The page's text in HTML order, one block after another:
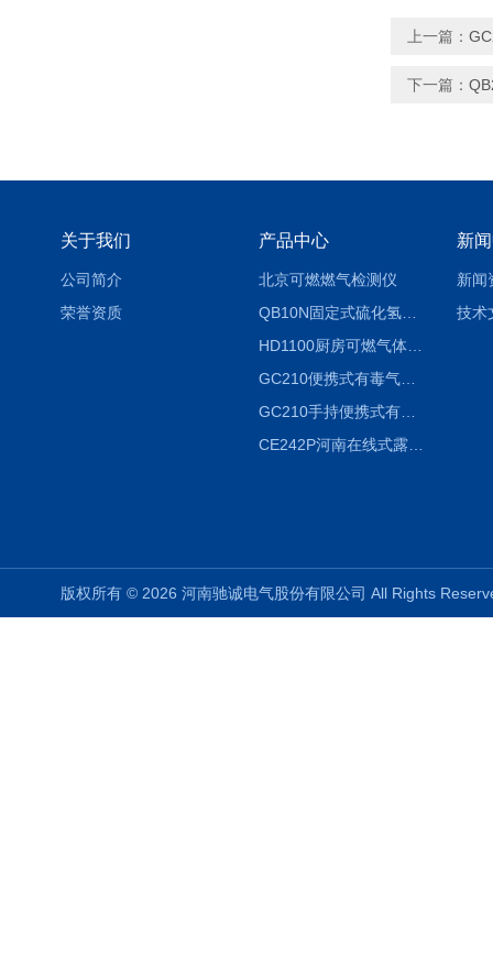
上一篇：
下一篇：
关于我们
公司简介
荣誉资质
产品中心
北京可燃燃气检测仪
QB10N固定式硫化氢气体检测仪H2S气体泄漏探头
HD1100厨房可燃气体泄漏浓度探测器天然气检测仪
GC210便携式有毒气体浓度探测器氨气检测仪养殖场
GC210手持便携式有毒CL2气体探测器氯气检测仪
CE242P河南在线式露点仪
新
新闻
技术
版权所有 © 2026 河南驰诚电气股份有限公司 All Rights